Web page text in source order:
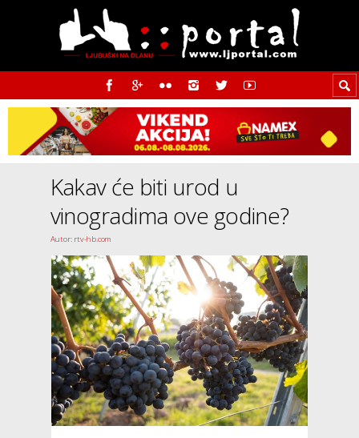
Kakav će biti urod u
vinogradima ove godine?
Autor: rtv-hb.com